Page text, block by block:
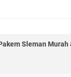
Sleman Murah